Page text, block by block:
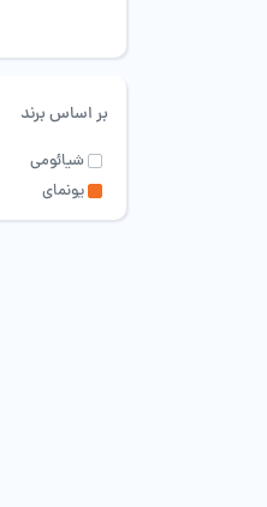
بر اساس برند
شیائومی
یونمای